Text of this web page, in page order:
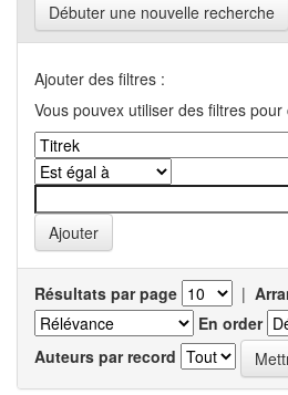
Débuter une nouvelle recherche
Ajouter des filtres :
Vous pouvex utiliser des filtres
Résultats par page |
En order
Auteurs par record